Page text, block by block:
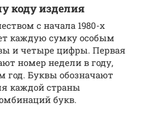
коду изделия
с начала 1980-х
каждую сумку особым
и четыре цифры. Первая
номер недели в году,
год. Буквы обозначают
каждой страны
букв.